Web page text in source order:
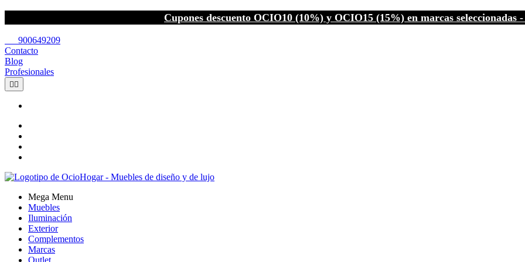
Cupones descuento OCIO10 (10%) y OCIO15 (15%) en marcas seleccionadas
900649209
Contacto
Blog
Profesionales
 
Mega Menu
Muebles
Iluminación
Exterior
Complementos
Marcas
Outlet